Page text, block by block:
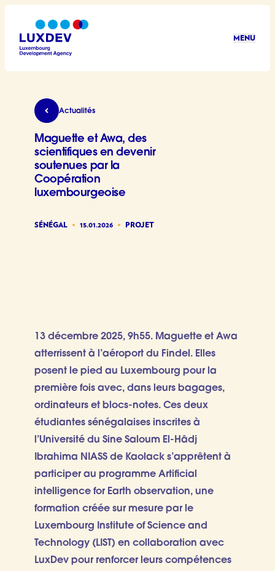
Aller au contenu principal
MENU
Maguette et Awa, des scientifiques en devenir
Actualités
Maguette et Awa, des
scientifiques en devenir
soutenues par la
Coopération
luxembourgeoise
SÉNÉGAL 15.01.2026 PROJET
13 décembre 2025, 9h55. Maguette et Awa
atterrissent à l’aéroport du Findel. Elles
posent le pied au Luxembourg pour la
première fois avec, dans leurs bagages,
ordinateurs et blocs-notes. Ces deux
étudiantes sénégalaises inscrites à
l’Université du Sine Saloum El-Hâdj
Ibrahima NIASS de Kaolack s’apprêtent à
participer au programme Artificial
intelligence for Earth observation, une
formation créée sur mesure par le
Luxembourg Institute of Science and
Technology (LIST) en collaboration avec
LuxDev pour renforcer leurs compétences